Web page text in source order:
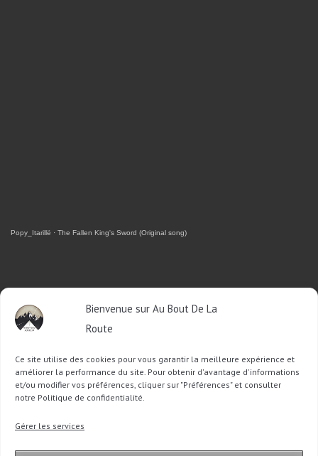
Bienvenue sur Au Bout De La
Route
Ce site utilise des cookies pour vous garantir la meilleure expérience et
améliorer la performance du site. Pour obtenir d'avantage d'informations
et/ou modifier vos préférences, cliquer sur "Préférences" et consulter
notre Politique de confidentialité.
Gérer les services
Popy_Itarillë · The Fallen King's Sword (Original song)
RETROUVEZ-MOI SUR FACEBOOK
OU SUR TWITTER
Follow @Sophie_ABDLRTweet to @Sophie_ABDLR